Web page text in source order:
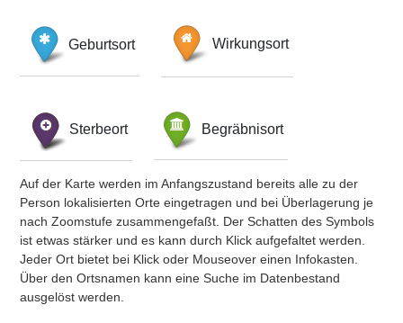
Geburtsort Wirkungsort
Sterbeort Begräbnisort
Auf der Karte werden im Anfangszustand bereits alle zu der
Person lokalisierten Orte eingetragen und bei Überlagerung je
nach Zoomstufe zusammengefaßt. Der Schatten des Symbols
ist etwas stärker und es kann durch Klick aufgefaltet werden.
Jeder Ort bietet bei Klick oder Mouseover einen Infokasten.
Über den Ortsnamen kann eine Suche im Datenbestand
ausgelöst werden.